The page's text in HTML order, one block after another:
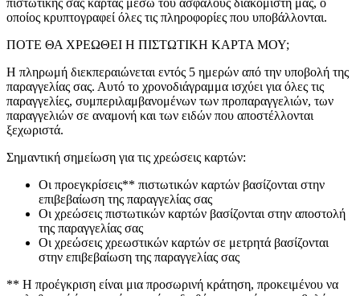
πιστωτικής σας κάρτας μέσω του ασφαλούς διακομιστή μας, ο
οποίος κρυπτογραφεί όλες τις πληροφορίες που υποβάλλονται.
ΠΟΤΕ ΘΑ ΧΡΕΩΘΕΙ Η ΠΙΣΤΩΤΙΚΗ ΚΑΡΤΑ ΜΟΥ;
Η πληρωμή διεκπεραιώνεται εντός 5 ημερών από την υποβολή της
παραγγελίας σας. Αυτό το χρονοδιάγραμμα ισχύει για όλες τις
παραγγελίες, συμπεριλαμβανομένων των προπαραγγελιών, των
παραγγελιών σε αναμονή και των ειδών που αποστέλλονται
ξεχωριστά.
Σημαντική σημείωση για τις χρεώσεις καρτών:
Οι προεγκρίσεις** πιστωτικών καρτών βασίζονται στην
επιβεβαίωση της παραγγελίας σας
Οι χρεώσεις πιστωτικών καρτών βασίζονται στην αποστολή
της παραγγελίας σας
Οι χρεώσεις χρεωστικών καρτών σε μετρητά βασίζονται
στην επιβεβαίωση της παραγγελίας σας
** Η προέγκριση είναι μια προσωρινή κράτηση, προκειμένου να